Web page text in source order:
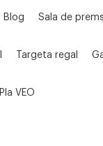
Blog Sala de
Targeta regal
Pla VEO